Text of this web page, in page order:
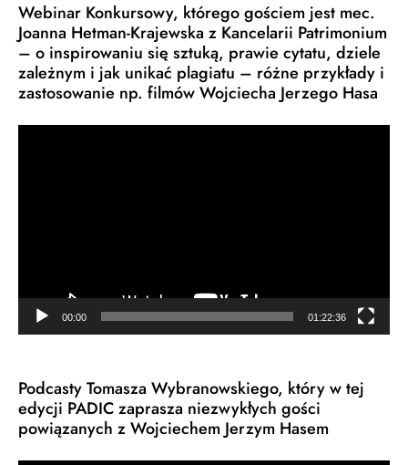
Webinar Konkursowy, którego gościem jest mec.
Joanna Hetman-Krajewska z Kancelarii Patrimonium
– o inspirowaniu się sztuką, prawie cytatu, dziele
zależnym i jak unikać plagiatu – różne przykłady i
zastosowanie np. filmów Wojciecha Jerzego Hasa
00:00 01:22:36
Podcasty Tomasza Wybranowskiego, który w tej
edycji PADIC zaprasza niezwykłych gości
powiązanych z Wojciechem Jerzym Hasem